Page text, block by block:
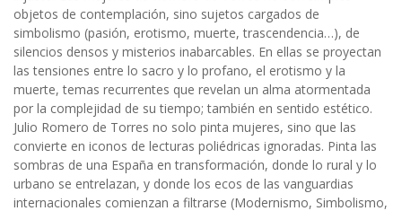
objetos de contemplación, sino sujetos cargados de
simbolismo (pasión, erotismo, muerte, trascendencia…), de
silencios densos y misterios inabarcables. En ellas se proyectan
las tensiones entre lo sacro y lo profano, el erotismo y la
muerte, temas recurrentes que revelan un alma atormentada
por la complejidad de su tiempo; también en sentido estético.
Julio Romero de Torres no solo pinta mujeres, sino que las
convierte en iconos de lecturas poliédricas ignoradas. Pinta las
sombras de una España en transformación, donde lo rural y lo
urbano se entrelazan, y donde los ecos de las vanguardias
internacionales comienzan a filtrarse (Modernismo, Simbolismo,